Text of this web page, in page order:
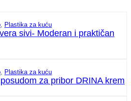
Plastika za kuću
sivi- Moderan i praktičan
Plastika za kuću
za pribor DRINA krem